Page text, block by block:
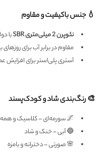
💧 جنس باکیفیت و مقاوم
نئوپرن 2 میلی‌متری SBR
با
مقاوم در برابر آب برای روزهای
آستری پلی‌استر برای افزایش
🎨 رنگ‌بندی شاد و کودک‌پسند
🌌 سورمه‌ای – کلاسیک و
🔵 آبی – خنک و شاد
🌸 صورتی – دخترانه و بامزه